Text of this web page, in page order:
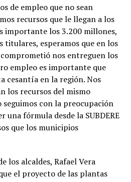
de empleo que no sean
recursos que le llegan a los
importante los 3.200 millones,
titulares, esperamos que en los
nos entreguen los
empleo es importante que
cesantía en la región. Nos
los recursos del mismo
con la preocupación
una fórmula desde la SUBDERE
que los municipios
los alcaldes, Rafael Vera
el proyecto de las plantas